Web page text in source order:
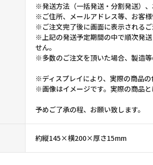
※発送方法（一括発送・分割発送）
※ご住所、メールアドレス等、お客
※ご注文完了後に画面に表示されるご
※上記の発送予定期間の中で順次発
せん。
※多数のご注文を頂いた場合、製造
※ディスプレイにより、実際の商品の
※画像はイメージです。実際の商品と
予めご了承の程、お願い致します。
約縦145×横200×厚さ15mm